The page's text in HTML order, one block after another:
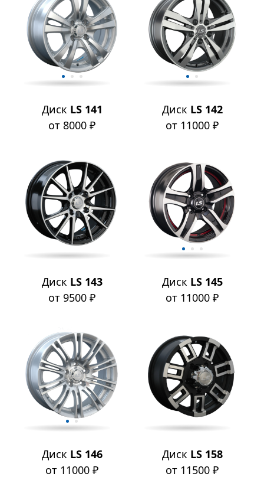
Диск LS 141
от 8000 ₽
Диск LS 142
от 11000 ₽
Диск LS 143
от 9500 ₽
Диск LS 145
от 11000 ₽
Диск LS 146
от 11000 ₽
Диск LS 158
от 11500 ₽